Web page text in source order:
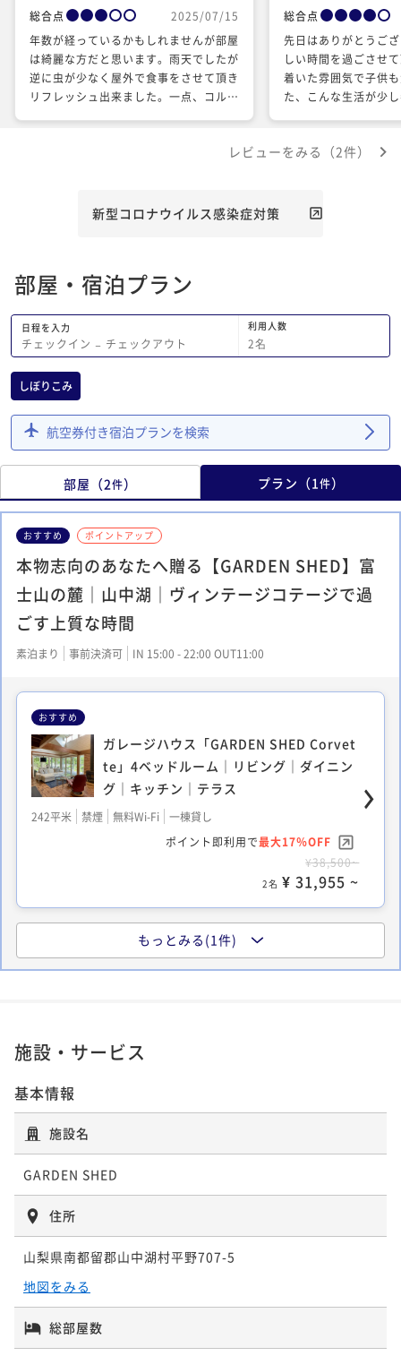
総合点
2025/07/15
年数が経っているかもしれませんが部屋
は綺麗な方だと思います。雨天でしたが
逆に虫が少なく屋外で食事をさせて頂き
リフレッシュ出来ました。一点、コルベ
た。こちらの棟の建物にも扉があり出る
の方が駐車されてました。 なので雨の
かもしれませんがうちのが喜んでいたの
りたくはなかったのでそのまま過ごしま
した。 道を挟んで停める人も珍しいと
は思いますがその駐車場に何々用とか案
内があれば良いのではと思いました。
チェックインの際に停電があったらしく
オーナーがすぐに来て対応されててたの
で安心感があります。 換気扇が動かな
い、洗濯場にある天井乾燥機が使えな
い、タオル等が置いてある干してあると
ころの扉の鍵が壊れてるなどはあります
が全体的には良いと思います。 食器、
キッチン用品が揃っていますので手ぶら
で行けます。冷蔵庫の中の調味料、氷な
ど使用済みのものがありちょっと使う勇
気はありませんでした。2階ホールの柵
はあった方がいいのでは？
総合点
先日はありがとうご
しい時間を過ごさせ
着いた雰囲気で子供
た、こんな生活が少
レビューをみる（2件）
新型コロナウイルス感染症対策
部屋・宿泊プラン
日程を入力
チェックイン − チェックアウト
利用人数
2名
しぼりこみ
航空券付き宿泊プランを検索
部屋 （2件） プラン （1 件）
おすすめ ポイントアップ
本物志向のあなたへ贈る【GARDEN SHED】富
士山の麓｜山中湖｜ヴィンテージコテージで過
ごす上質な時間
素泊まり 事前決済可 IN 15:00 - 22:00 OUT11:00
おすすめ
ガレージハウス「GARDEN SHED Corvet
te」4ベッドルーム｜リビング｜ダイニン
グ｜キッチン｜テラス
242平米 禁煙 無料Wi-Fi
一棟貸し
ポイント即利用で最大17％OFF
¥38,500~
2名 ¥ 31,955 ~
カントリーハウス「GARDEN SHED Mont
ana」スイートルーム｜ダイニング｜キッ
もっとみる(1件)
施設・サービス
基本情報
施設名
GARDEN SHED
住所
山梨県南都留郡山中湖村平野707-5
地図をみる
総部屋数